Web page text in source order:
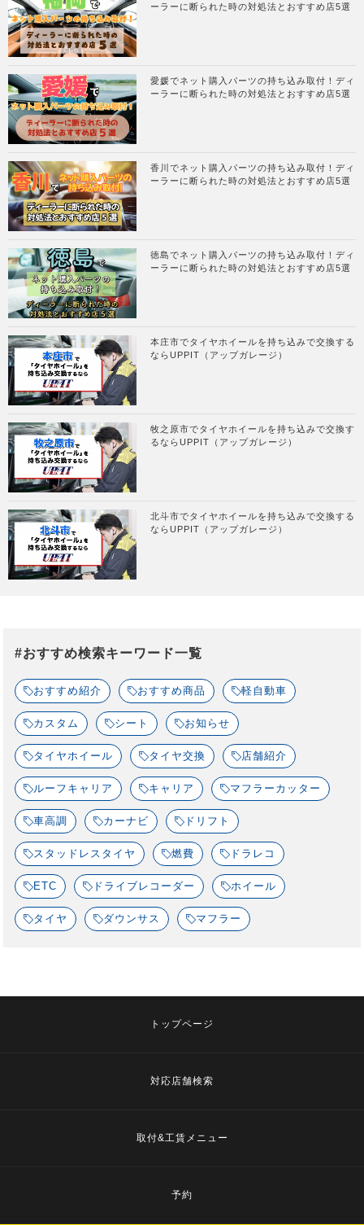
ーラーに断られた時の対処法とおすすめ店5選
愛媛でネット購入パーツの持ち込み取付！ディ
ーラーに断られた時の対処法とおすすめ店5選
香川でネット購入パーツの持ち込み取付！ディ
ーラーに断られた時の対処法とおすすめ店5選
徳島でネット購入パーツの持ち込み取付！ディ
ーラーに断られた時の対処法とおすすめ店5選
本庄市でタイヤホイールを持ち込みで交換する
ならUPPIT（アップガレージ）
牧之原市でタイヤホイールを持ち込みで交換す
るならUPPIT（アップガレージ）
北斗市でタイヤホイールを持ち込みで交換する
ならUPPIT（アップガレージ）
#おすすめ検索キーワード一覧
おすすめ紹介 おすすめ商品 軽自動車
カスタム シート お知らせ
タイヤホイール タイヤ交換 店舗紹介
ルーフキャリア キャリア マフラーカッター
車高調 カーナビ ドリフト
スタッドレスタイヤ 燃費 ドラレコ
ETC ドライブレコーダー ホイール
タイヤ ダウンサス マフラー
トップページ
対応店舗検索
取付&工賃メニュー
予約